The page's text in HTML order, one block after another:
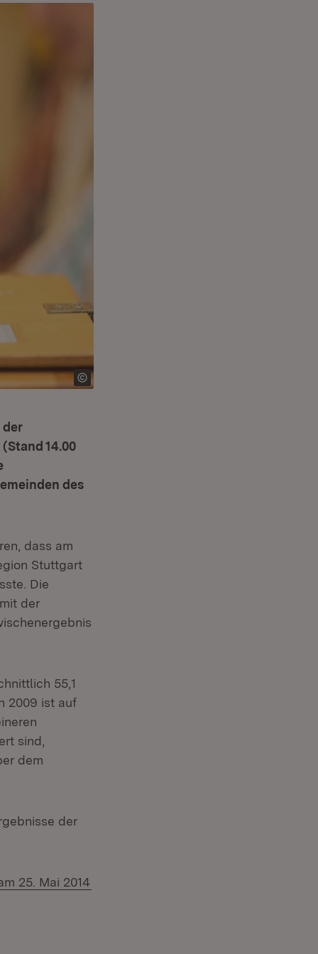
der
14.00
des
dass am
Stuttgart
Die
der
55,1
2009 ist auf
sind,
dem
der
25. Mai 2014